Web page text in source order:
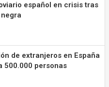
español en crisis tras
de extranjeros en España
500.000 personas